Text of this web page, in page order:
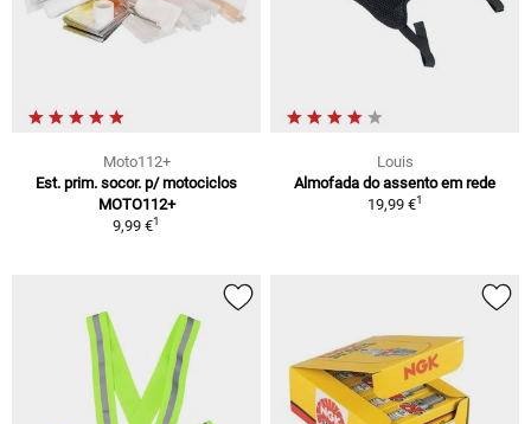
Moto112+
Est. prim. socor. p/ motociclos
MOTO112+
9,99 €1
Louis
Almofada do assento em rede
19,99 €1